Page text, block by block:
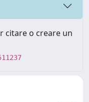
citare o creare un